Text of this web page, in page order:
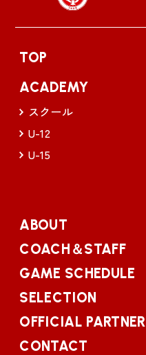
TOP
ACADEMY
スクール
U-12
U-15
ABOUT
COACH＆STAFF
GAME SCHEDULE
SELECTION
OFFICIAL PARTNER
CONTACT